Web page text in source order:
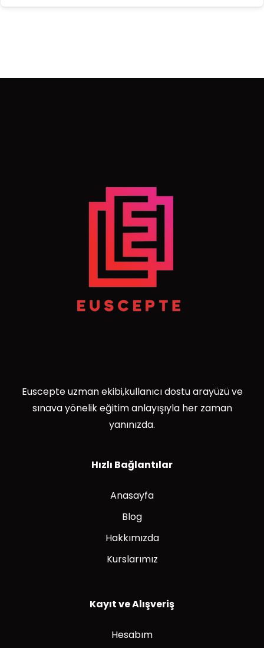
Euscepte uzman ekibi,kullanıcı dostu arayüzü ve
sınava yönelik eğitim anlayışıyla her zaman
yanınızda.
Hızlı Bağlantılar
Anasayfa
Blog
Hakkımızda
Kurslarımız
Kayıt ve Alışveriş
Hesabım